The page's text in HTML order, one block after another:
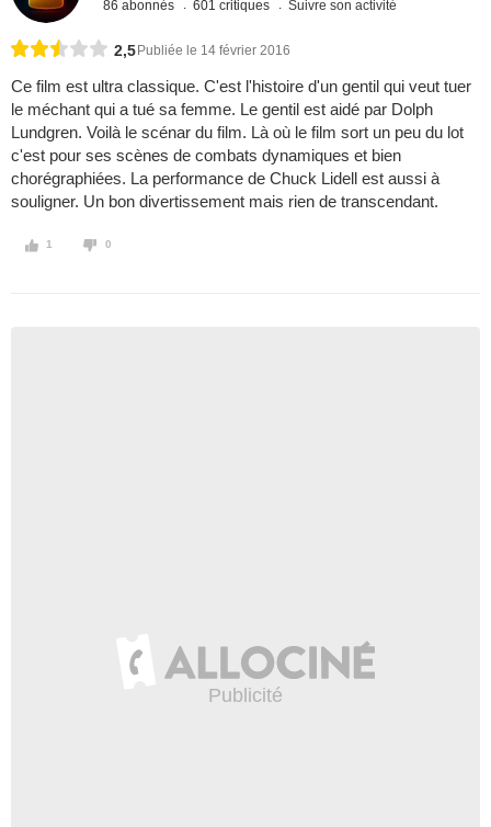
86 abonnés 601 critiques Suivre son activité
2,5 Publiée le 14 février 2016
Ce film est ultra classique. C'est l'histoire d'un gentil qui veut tuer
le méchant qui a tué sa femme. Le gentil est aidé par Dolph
Lundgren. Voilà le scénar du film. Là où le film sort un peu du lot
c'est pour ses scènes de combats dynamiques et bien
chorégraphiées. La performance de Chuck Lidell est aussi à
souligner. Un bon divertissement mais rien de transcendant.
1 0